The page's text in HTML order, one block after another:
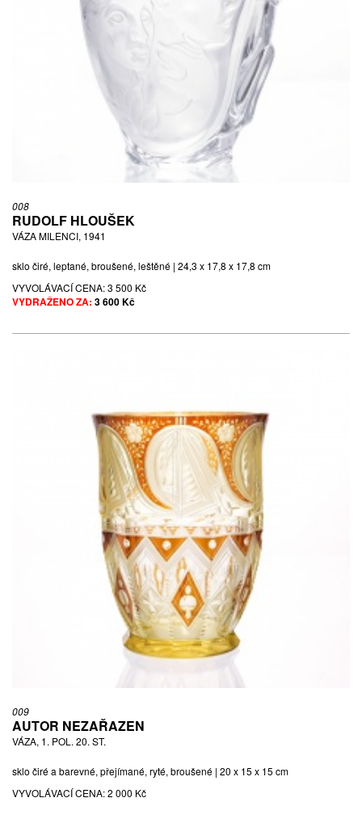
008
RUDOLF HLOUŠEK
VÁZA MILENCI, 1941
sklo čiré, leptané, broušené, leštěné | 24,3 x 17,8 x 17,8 cm
VYVOLÁVACÍ CENA:3 500 Kč
VYDRAŽENO ZA: 3 600 Kč
009
AUTOR NEZAŘAZEN
VÁZA, 1. POL. 20. ST.
sklo čiré a barevné, přejímané, ryté, broušené | 20 x 15 x 15 cm
VYVOLÁVACÍ CENA:2 000 Kč